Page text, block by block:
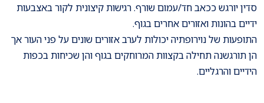
סדין יורגש ככאב חד/עמום שורף. רגישות קיצונית לקור באצבעות
ידיים בהונות ואזורים אחרים בגוף.
התופעות של נוירופתיה יכולות לערב אזורים שונים על פני העור אך
הן תורגשנה תחילה בקצוות המרוחקים בגוף והן שכיחות בכפות
הידיים והרגליים.